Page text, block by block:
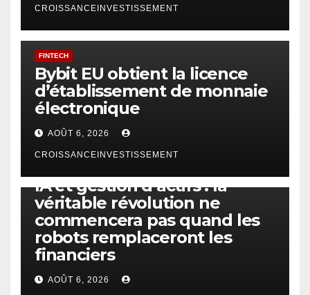
CROISSANCEINVESTISSEMENT
FINTECH
Bybit EU obtient la licence
d’établissement de monnaie
électronique
AOÛT 6, 2026
CROISSANCEINVESTISSEMENT
IA et gestion d’actifs : la
véritable révolution ne
commencera pas quand les
robots remplaceront les
financiers
AOÛT 6, 2026